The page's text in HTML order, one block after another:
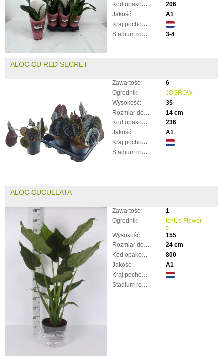
Kod opakowania:
206
Jakość:
A1
Kraj pochodzenia:
Stadium rozkwitnięcia:
3-4
ALOC CU RED SECRET
Zawartość:
6
Ogrodnik:
JOGROW
Wysokość:
35
Rozmiar doniczki:
14 cm
Kod opakowania:
236
Jakość:
A1
Kraj pochodzenia:
Stadium rozkwitnięcia:
ALOC CUCULLATA
Zawartość:
1
Ogrodnik:
Ichtus Flower
s
Wysokość:
155
Rozmiar doniczki:
24 cm
Kod opakowania:
800
Jakość:
A1
Kraj pochodzenia:
Stadium rozkwitnięcia: